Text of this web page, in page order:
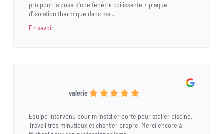
pro pour la pose d'une fenêtre coilissante + plaque
d'isolation thermique dans ma...
En savoir +
valerie
Équipe intervenu pour m installer porte pour atelier piscine.
Travail très minutieux et chantier propre. Merci encore à